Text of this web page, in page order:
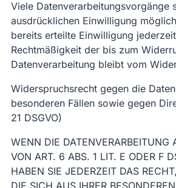
Viele Datenverarbeitungsvorgänge
ausdrücklichen Einwilligung
bereits erteilte Einwilligung
Rechtmäßigkeit der bis zum
Datenverarbeitung bleibt vom
Widerspruchsrecht gegen die
besonderen Fällen sowie gegen
21 DSGVO)
WENN DIE DATENVERARBEITUNG
VON ART. 6 ABS. 1 LIT. E ODER F
HABEN SIE JEDERZEIT DAS
DIE SICH AUS IHRER